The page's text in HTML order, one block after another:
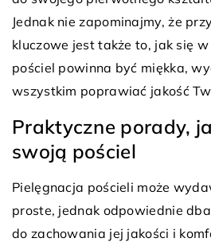
Jednak nie zapominajmy, że
kluczowe jest także to, jak się
pościel powinna być miękka,
wszystkim poprawiać jakość
Praktyczne porady,
swoją pościel
Pielęgnacja pościeli może
proste, jednak odpowiednie
do zachowania jej jakości i